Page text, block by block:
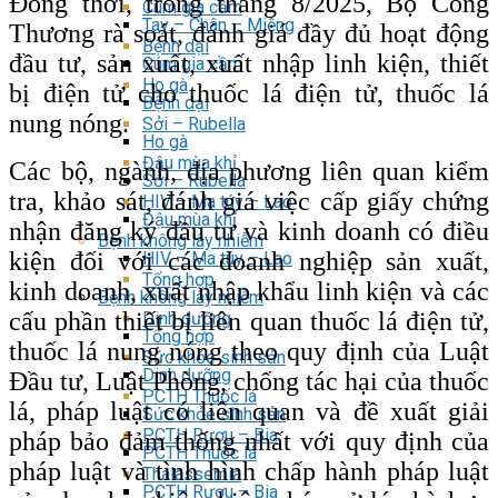
Cúm gia cầm
Bệnh dại
Ho gà
Sởi – Rubella
Đậu mùa khỉ
HIV – Ma túy – Lao
Bệnh không lây nhiễm
Tổng hợp
Dinh dưỡng
Sức khỏe sinh sản
PCTH Thuốc lá
PCTH Rượu – Bia
Thalassemia
Tay – Chân – Miệng
Cúm gia cầm
Bệnh dại
Ho gà
Sởi – Rubella
Đậu mùa khỉ
HIV – Ma túy – Lao
Bệnh không lây nhiễm
Tổng hợp
Dinh dưỡng
Sức khỏe sinh sản
PCTH Thuốc lá
PCTH Rượu – Bia
Thương rà soát, đánh giá đầy đủ hoạt động
đầu tư, sản xuất, xuất nhập linh kiện, thiết
bị điện tử cho thuốc lá điện tử, thuốc lá
nung nóng.
Các bộ, ngành, địa phương liên quan kiểm
tra, khảo sát, đánh giá việc cấp giấy chứng
nhận đăng ký đầu tư và kinh doanh có điều
kiện đối với các doanh nghiệp sản xuất,
kinh doanh, xuất nhập khẩu linh kiện và các
cấu phần thiết bị liên quan thuốc lá điện tử,
thuốc lá nung nóng theo quy định của Luật
Đầu tư, Luật Phòng, chống tác hại của thuốc
lá, pháp luật có liên quan và đề xuất giải
pháp bảo đảm thống nhất với quy định của
pháp luật và tình hình chấp hành pháp luật